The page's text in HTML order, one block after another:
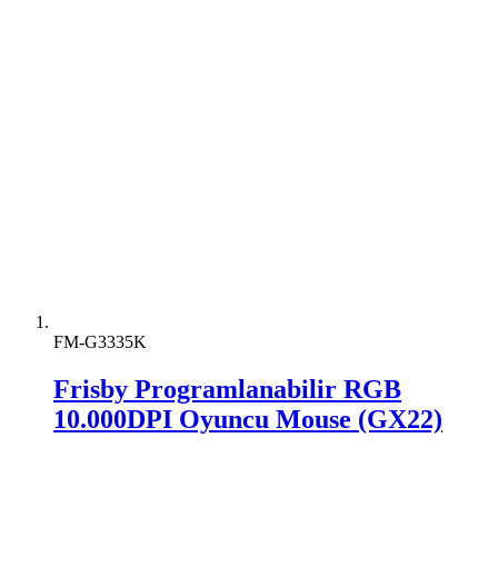
FM-G3335K
Frisby Programlanabilir RGB
10.000DPI Oyuncu Mouse (GX22)